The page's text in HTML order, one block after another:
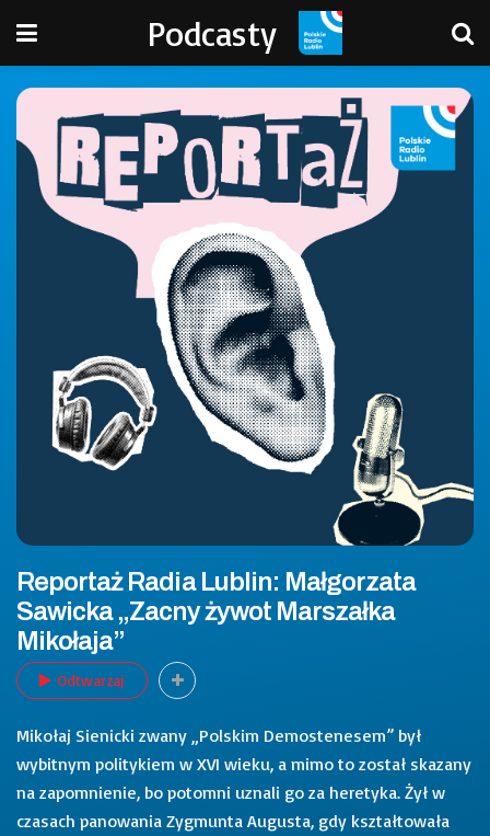
Podcasty
Reportaż Radia Lublin: Małgorzata
Sawicka „Zacny żywot Marszałka
Mikołaja”
Odtwarzaj
Mikołaj Sienicki zwany „Polskim Demostenesem” był
wybitnym politykiem w XVI wieku, a mimo to został skazany
na zapomnienie, bo potomni uznali go za heretyka. Żył w
czasach panowania Zygmunta Augusta, gdy kształtowała